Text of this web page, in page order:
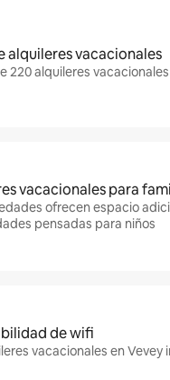
alquileres vacacionales
220 alquileres
vacacionales para
ofrecen espacio
pensadas para niños
de wifi
vacacionales en Vevey